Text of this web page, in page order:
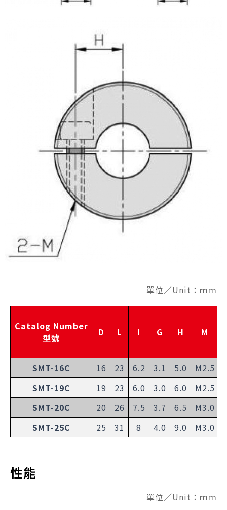
單位／Unit：ｍｍ
Catalog Number
型號
D L I G H M
SMT-16C
16 23 6.2 3.1 5.0
M2.5
SMT-19C
19 23 6.0 3.0 6.0
M2.5
SMT-20C
20 26 7.5 3.7 6.5
M3.0
SMT-25C
25 31 8 4.0 9.0 M3.0
性能
單位／Unit：ｍｍ